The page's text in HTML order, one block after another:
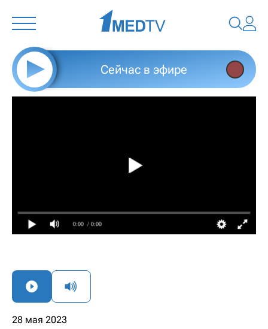
Сейчас в эфире
0:00 / 0:00
28 мая 2023